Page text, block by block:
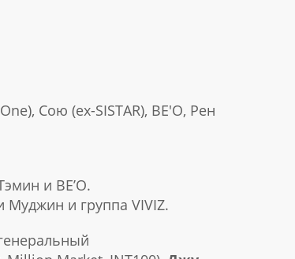
Сою (ex-SISTAR), BE'O, Рен
и BE’O.
Муджин и группа VIVIZ.